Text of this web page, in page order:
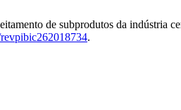
de subprodutos da indústria
.